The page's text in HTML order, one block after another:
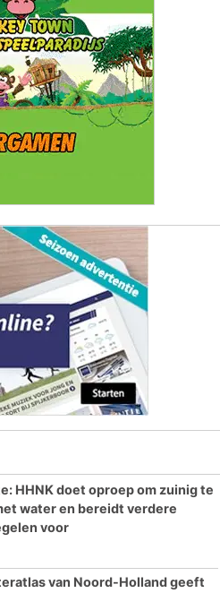
HHNK doet oproep om zuinig te
water en bereidt verdere
voor
van Noord-Holland geeft